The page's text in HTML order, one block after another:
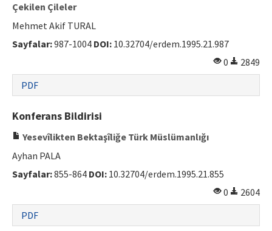
Çekilen Çileler
Mehmet Akif TURAL
Sayfalar:987-1004 DOI: 10.32704/erdem.1995.21.987
0
2849
PDF
Konferans Bildirisi
Yesevîlikten Bektaşîliğe Türk Müslümanlığı
Ayhan PALA
Sayfalar:855-864 DOI: 10.32704/erdem.1995.21.855
0
2604
PDF